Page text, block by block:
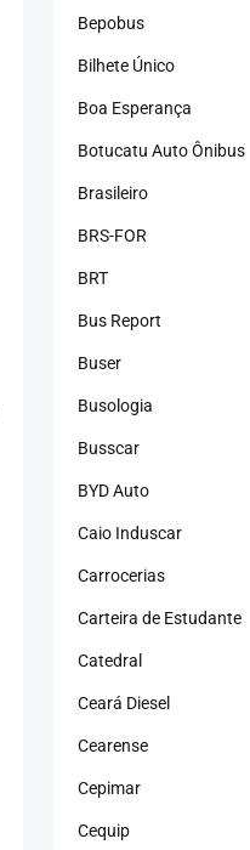
Bepobus
Bilhete Único
Boa Esperança
Botucatu Auto Ônibus
Brasileiro
BRS-FOR
BRT
Bus Report
Buser
Busologia
Busscar
BYD Auto
Caio Induscar
Carrocerias
Carteira de Estudante
Catedral
Ceará Diesel
Cearense
Cepimar
Cequip